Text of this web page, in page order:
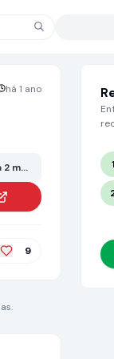
há 1 ano
meses ou mais.
9
1